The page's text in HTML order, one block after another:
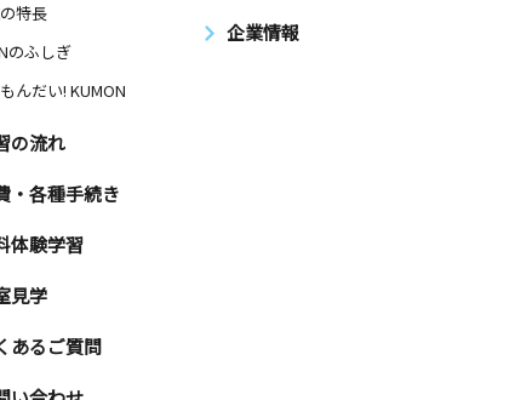
特長
のふしぎ
んだい! KUMON
の流れ
・各種手続き
体験学習
見学
あるご質問
企業情報